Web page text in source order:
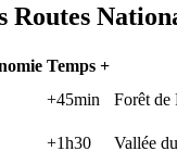
Temps +
+45min Forêt de
+1h30 Vallée